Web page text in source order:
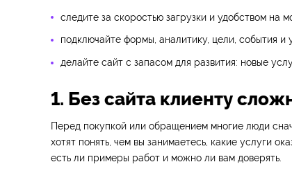
следите за скоростью загрузки и удобством на
подключайте формы, аналитику, цели, события и
делайте сайт с запасом для развития: новые
1. Без сайта клиенту
Перед покупкой или обращением многие люди
хотят понять, чем вы занимаетесь, какие услуги
есть ли примеры работ и можно ли вам доверять.